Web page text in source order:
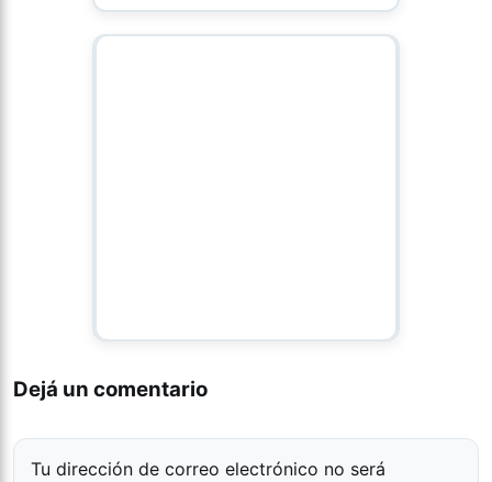
Dejá un comentario
Tu dirección de correo electrónico no será